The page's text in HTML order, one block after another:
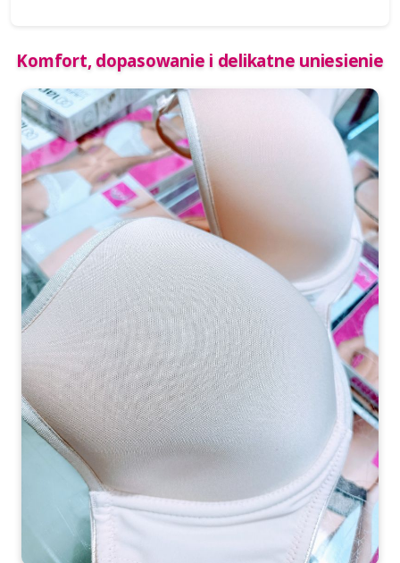
Komfort, dopasowanie i delikatne uniesienie